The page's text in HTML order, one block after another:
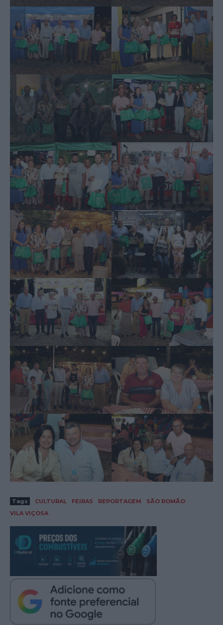
Tags CULTURAL FEIRAS REPORTAGEM
SÃO ROMÃO
VILA VIÇOSA